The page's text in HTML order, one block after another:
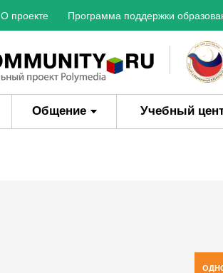
О проекте Программа поддержки
Общение Учебный